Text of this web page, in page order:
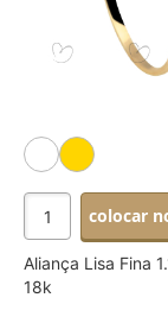
colocar
Aliança Lisa Fina
18k